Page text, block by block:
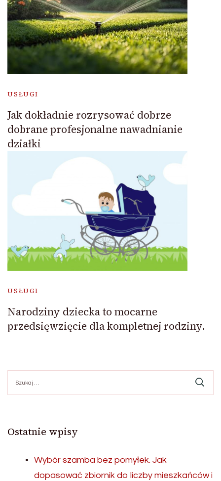
USŁUGI
Jak dokładnie rozrysować dobrze
dobrane profesjonalne nawadnianie
działki
USŁUGI
Narodziny dziecka to mocarne
przedsięwzięcie dla kompletnej rodziny.
Ostatnie wpisy
Wybór szamba bez pomyłek. Jak
dopasować zbiornik do liczby mieszkańców i